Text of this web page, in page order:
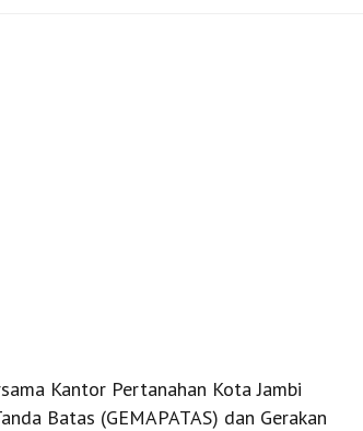
Kantor Pertanahan Kota Jambi
Batas (GEMAPATAS) dan Gerakan